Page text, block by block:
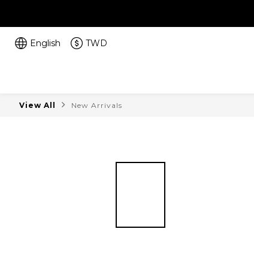
English TWD
View All New Arrivals